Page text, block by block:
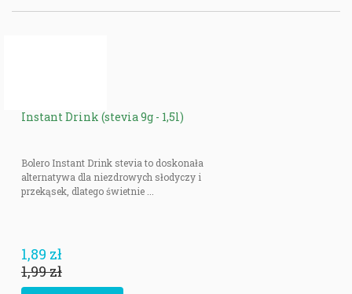
zmniejszyć ilość tłuszczu i cukru w pożywieniu i cieszyć się smakiem bez
Instant Drink (stevia 9g - 1,5l)
Bolero Instant Drink stevia to doskonała
alternatywa dla niezdrowych słodyczy i
przekąsek, dlatego świetnie ...
1,89 zł
1,99 zł